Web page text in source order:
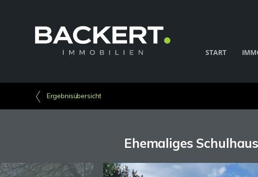
START
Ergebnisübersicht
Ehemaliges